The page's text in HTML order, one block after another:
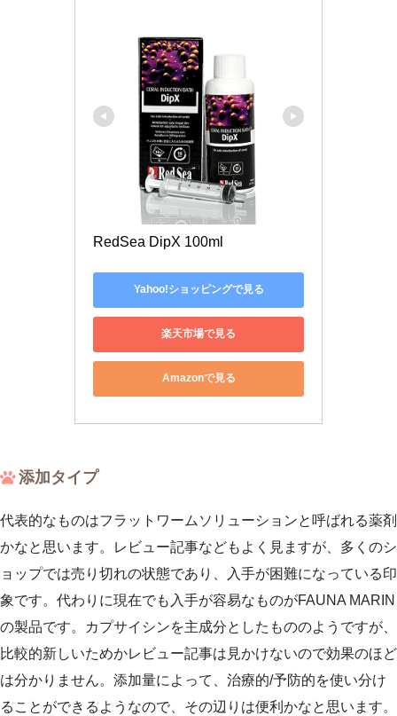
RedSea DipX 100ml
Yahoo!ショッピングで見る
楽天市場で見る
Amazonで見る
添加タイプ
代表的なものはフラットワームソリューションと呼ばれる薬剤
かなと思います。レビュー記事などもよく見ますが、多くのシ
ョップでは売り切れの状態であり、入手が困難になっている印
象です。代わりに現在でも入手が容易なものがFAUNA MARIN
の製品です。カプサイシンを主成分としたもののようですが、
比較的新しいためかレビュー記事は見かけないので効果のほど
は分かりません。添加量によって、治療的/予防的を使い分け
ることができるようなので、その辺りは便利かなと思います。